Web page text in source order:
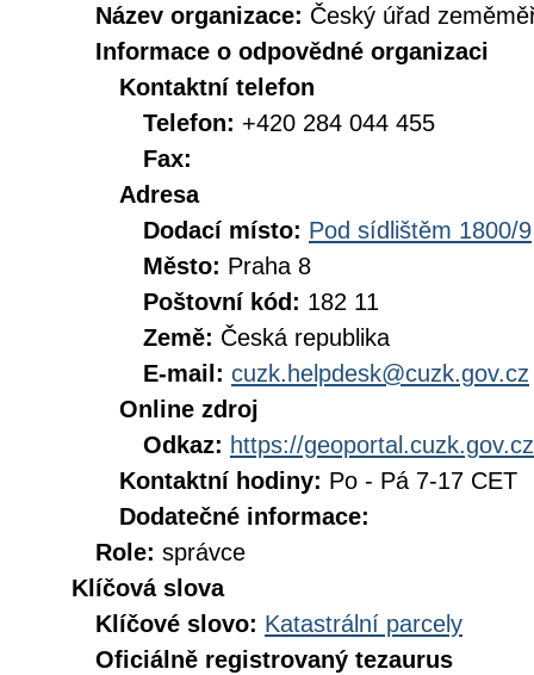
Název organizace: Český úřad
Informace o odpovědné organizaci
Kontaktní telefon
Telefon: +420 284 044 455
Fax:
Adresa
Dodací místo: Pod sídlištěm 1800/9
Město: Praha 8
Poštovní kód: 182 11
Země: Česká republika
E-mail: cuzk.helpdesk@cuzk.gov.cz
Online zdroj
Odkaz: https://geoportal.cuzk.gov.cz
Kontaktní hodiny: Po - Pá 7-17 CET
Dodatečné informace:
Role: správce
Klíčová slova
Klíčové slovo: Katastrální parcely
Oficiálně registrovaný tezaurus